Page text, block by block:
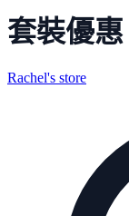
套裝優惠
Rachel's store